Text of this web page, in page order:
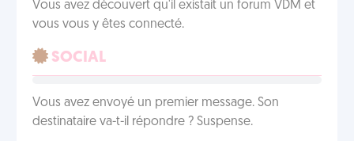
Vous avez découvert qu'il existait un forum VDM et
vous vous y êtes connecté.
SOCIAL
Vous avez envoyé un premier message. Son
destinataire va-t-il répondre ? Suspense.